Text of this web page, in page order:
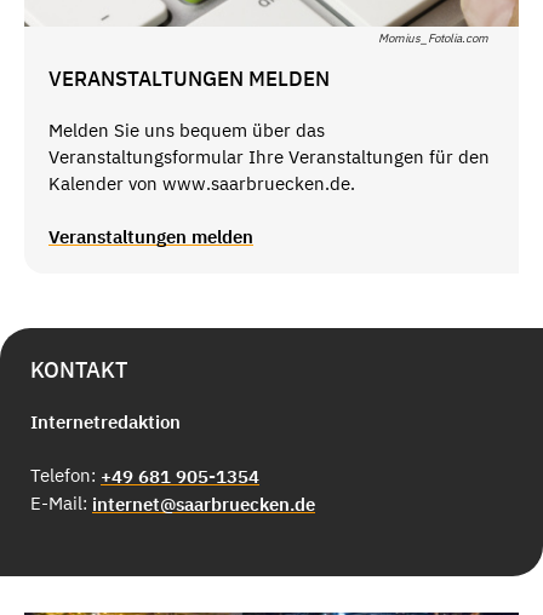
Momius_Fotolia.com
VERANSTALTUNGEN MELDEN
Melden Sie uns bequem über das
Veranstaltungsformular Ihre Veranstaltungen für den
Kalender von www.saarbruecken.de.
Veranstaltungen melden
KONTAKT
Internetredaktion
Telefon: +49 681 905-1354
E-Mail: internet@saarbruecken.de